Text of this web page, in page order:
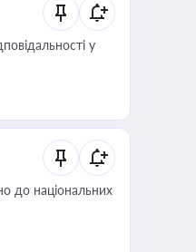
у
до національних